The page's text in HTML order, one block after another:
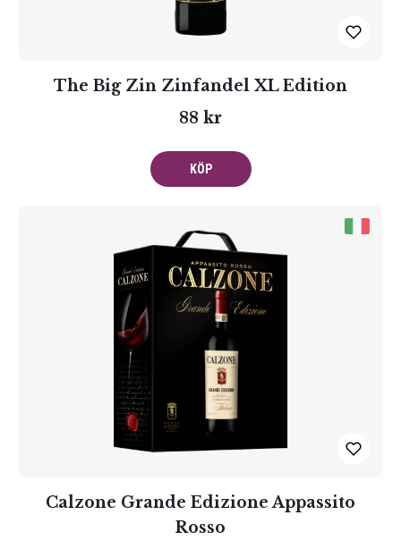
The Big Zin Zinfandel XL Edition
88 kr
KÖP
Calzone Grande Edizione Appassito
Rosso